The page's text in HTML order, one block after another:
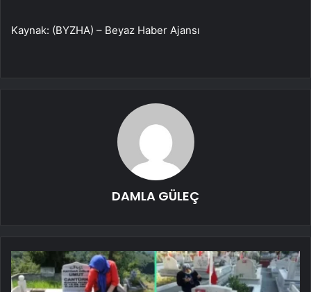
Kaynak: (BYZHA) – Beyaz Haber Ajansı
DAMLA GÜLEÇ